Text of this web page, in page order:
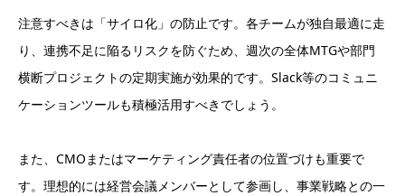
注意すべきは「サイロ化」の防止です。各チームが独自最適に走
り、連携不足に陥るリスクを防ぐため、週次の全体MTGや部門
横断プロジェクトの定期実施が効果的です。Slack等のコミュニ
ケーションツールも積極活用すべきでしょう。
また、CMOまたはマーケティング責任者の位置づけも重要で
す。理想的には経営会議メンバーとして参画し、事業戦略との一